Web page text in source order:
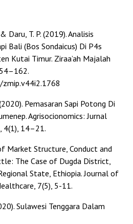
Daru, T. P. (2019). Analisis
Bali (Bos Sondaicus) Di P4s
Kutai Timur. Ziraa’ah Majalah
Pemasaran Sapi Potong Di
Agrisocionomics: Jurnal
4(1), 14–21.
Market Structure, Conduct and
The Case of Dugda District,
State, Ethiopia. Journal of
7(5), 5-11.
Sulawesi Tenggara Dalam